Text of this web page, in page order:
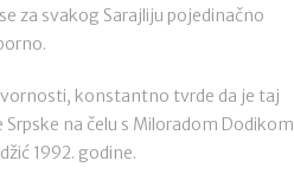
za svakog Sarajliju pojedinačno
konstantno tvrde da je taj
na čelu s Miloradom Dodikom
1992. godine.